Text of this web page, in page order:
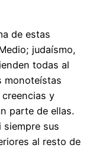
de estas
judaísmo,
todas al
monoteístas
y
parte de ellas.
siempre sus
al resto de